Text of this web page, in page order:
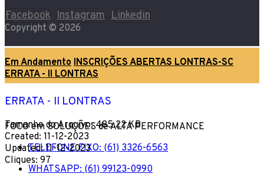
FOCO em SOLUÇÕES de ALTA PERFORMANCE
TELEFONE FIXO: (61) 3326-6563
WHATSAPP: (61) 99123-0990
Facebook Instagram Linkedin
Copyright © 2026
Em Andamento INSCRIÇÕES ABERTAS LONTRAS-SC
ERRATA - II LONTRAS
ERRATA - II LONTRAS
Tamanho do Arquivo: 485.22 KB
Created: 11-12-2023
Updated: 11-12-2023
Cliques: 97